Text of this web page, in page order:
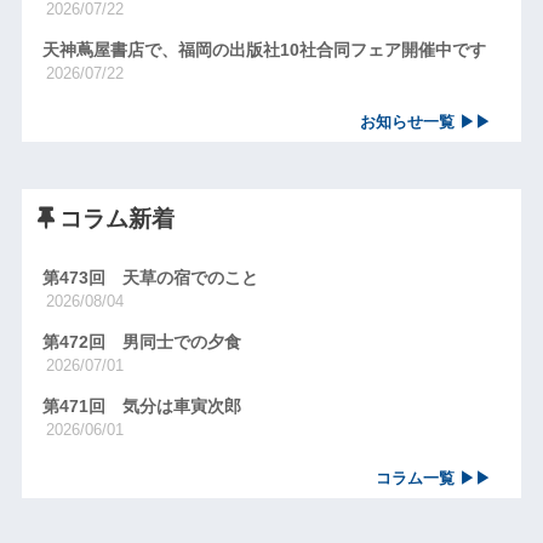
2026/07/22
天神蔦屋書店で、福岡の出版社10社合同フェア開催中です
2026/07/22
お知らせ一覧 ▶▶
コラム新着
第473回 天草の宿でのこと
2026/08/04
第472回 男同士での夕食
2026/07/01
第471回 気分は車寅次郎
2026/06/01
コラム一覧 ▶▶